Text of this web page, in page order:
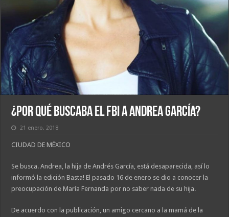
¿Por qué buscaba el FBI a Andrea García?
21 enero, 2018
CIUDAD DE MÉXICO
Se busca. Andrea, la hija de Andrés García, está desaparecida, así lo
informó la edición Basta! El pasado 16 de enero se dio a conocer la
preocupación de María Fernanda por no saber nada de su hija.
De acuerdo con la publicación, un amigo cercano a la mamá de la